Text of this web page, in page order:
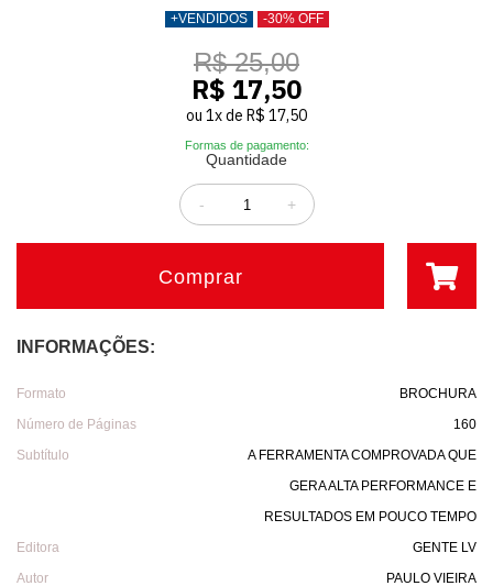
+VENDIDOS -30% OFF
R$ 25,00
R$ 17,50
ou 1xde R$ 17,50
Formas de pagamento:
Quantidade
+
-
Comprar
INFORMAÇÕES:
Formato
BROCHURA
Número de Páginas
160
Subtítulo
A FERRAMENTA COMPROVADA QUE
GERA ALTA PERFORMANCE E
RESULTADOS EM POUCO TEMPO
Editora
GENTE LV
Autor
PAULO VIEIRA